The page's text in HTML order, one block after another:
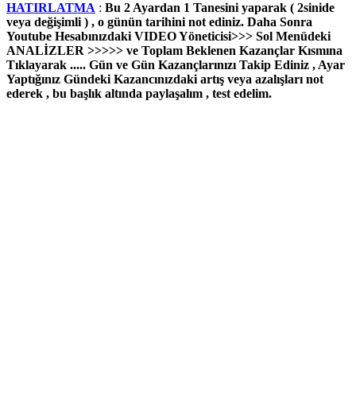
HATIRLATMA : Bu 2 Ayardan 1 Tanesini yaparak ( 2sinide
veya değişimli ) , o günün tarihini not ediniz. Daha Sonra
Youtube Hesabınızdaki VIDEO Yöneticisi>>> Sol Menüdeki
ANALİZLER >>>>> ve Toplam Beklenen Kazançlar Kısmına
Tıklayarak ..... Gün ve Gün Kazançlarınızı Takip Ediniz , Ayar
Yaptığınız Gündeki Kazancınızdaki artış veya azalışları not
ederek , bu başlık altında paylaşalım , test edelim.